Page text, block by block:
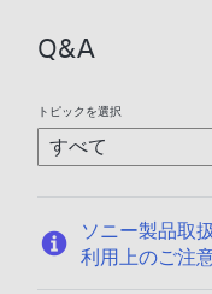
Q&A
トピックを選択
ソニー製品取
利用上のご注